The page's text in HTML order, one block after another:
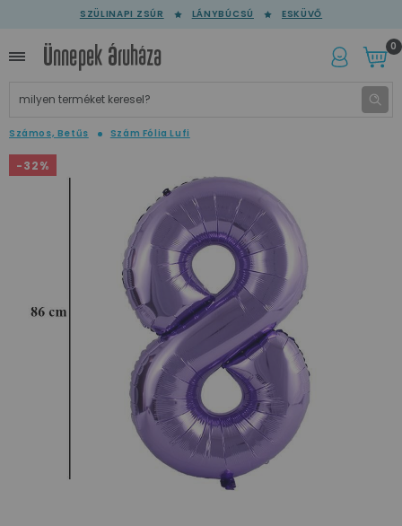
SZÜLINAPI ZSÚR LÁNYBÚCSÚ ESKÜVŐ
0
Számos, Betűs Szám Fólia Lufi
-32%